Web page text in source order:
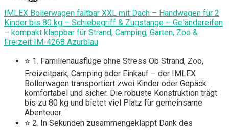
IMLEX Bollerwagen faltbar XXL mit Dach – Handwagen für 2
Kinder bis 80 kg – Schiebegriff & Zugstange – Geländereifen
– kompakt klappbar für Strand, Camping, Garten, Zoo &
Freizeit IM-4268 Azurblau
⭐ 1. Familienausflüge ohne Stress Ob Strand, Zoo,
Freizeitpark, Camping oder Einkauf – der IMLEX
Bollerwagen transportiert zwei Kinder oder Gepäck
komfortabel und sicher. Die robuste Konstruktion trägt
bis zu 80 kg und bietet viel Platz für gemeinsame
Abenteuer.
⭐ 2. In Sekunden zusammengeklappt Dank des